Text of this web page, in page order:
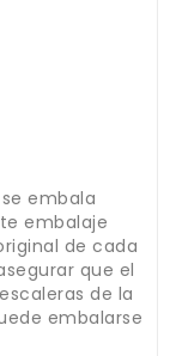
embala
embalaje
de cada
que el
de la
embalarse